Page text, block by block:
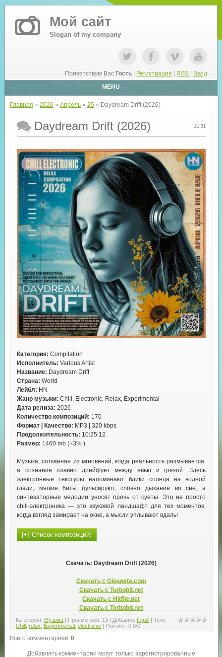
Мой сайт
Slogan of my company
Приветствую Вас Гость Регистрация RSS
Вход
MENU
Главная » 2026 » Апрель » 25» Daydream Drift (2026)
21:31
Daydream Drift (2026)
Категория: Compilation
Исполнитель: Various Artist
Название: Daydream Drift
Страна: World
Лейбл: HN
Жанр музыки: Chill, Electronic, Relax, Experimental
Дата релиза: 2026
Количество композиций: 170
Формат | Качество: MP3 | 320 kbps
Продолжительность: 10:25:12
Размер: 1460 mb (+3% )
Музыка, сотканная из мгновений, когда реальность размывается,
а сознание плавно дрейфует между явью и грёзой. Здесь
электронные текстуры напоминают блики солнца на водной
глади, мягкие биты пульсируют, словно дыхание во сне, а
синтезаторные мелодии уносят прочь от суеты. Это не просто
chill‑электроника — это звуковой ландшафт для тех моментов,
когда взгляд замирает на окне, а мысли уплывают вдаль!
Скачать: Daydream Drift (2026)
Скачать с Gigapeta.com
Скачать с Turbobit.net
Скачать с Hitfile.net
Скачать с Torbobit.net
Категория: Музыка| Просмотров: 13| Добавил: trigall | Теги:
Chill, relax Experimental, electronic | Рейтинг: 0.0/0
Всего комментариев: 0
Добавлять комментарии могут только зарегистрированные